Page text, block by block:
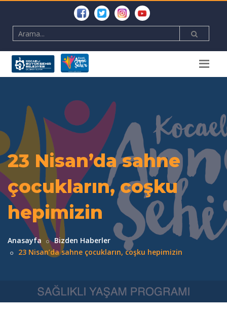
23 Nisan’da sahne
çocukların, coşku
hepimizin
Anasayfa
Bizden Haberler
23 Nisan’da sahne çocukların, coşku hepimizin